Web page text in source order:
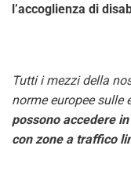
l’accoglienza di
Tutti i mezzi della
norme europee sulle
possono accedere
con zone a traffico